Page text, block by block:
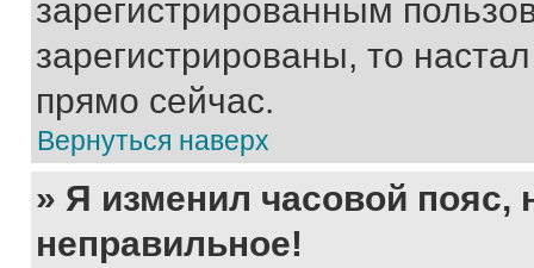
зарегистрированным
зарегистрированы, то
прямо сейчас.
Вернуться наверх
» Я изменил часовой пояс,
неправильное!